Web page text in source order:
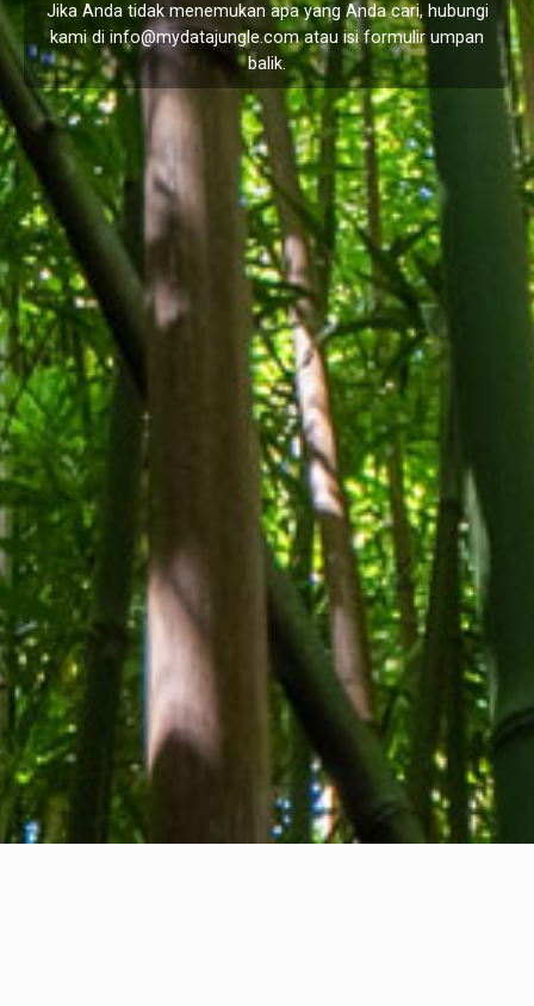
Jika Anda tidak menemukan apa yang Anda cari, hubungi
kami di info@mydatajungle.comatau isi formulir umpan
balik.